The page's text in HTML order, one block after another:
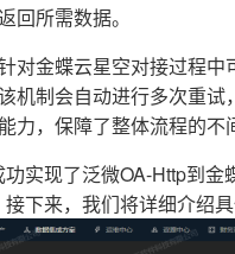
回所需数据。
对金蝶云星空对接过程
机制会自动进行多次重
力，保障了整体流程的不
实现了泛微OA-Http到
下来，我们将详细介绍